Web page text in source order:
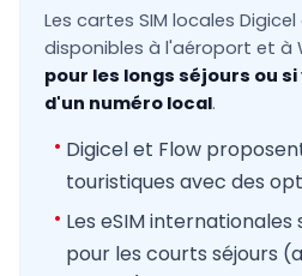
Les cartes SIM locales
disponibles à l'aéroport et à
pour les longs séjours ou
d'un numéro local.
Digicel et Flow
touristiques avec des
Les eSIM
pour les courts séjours